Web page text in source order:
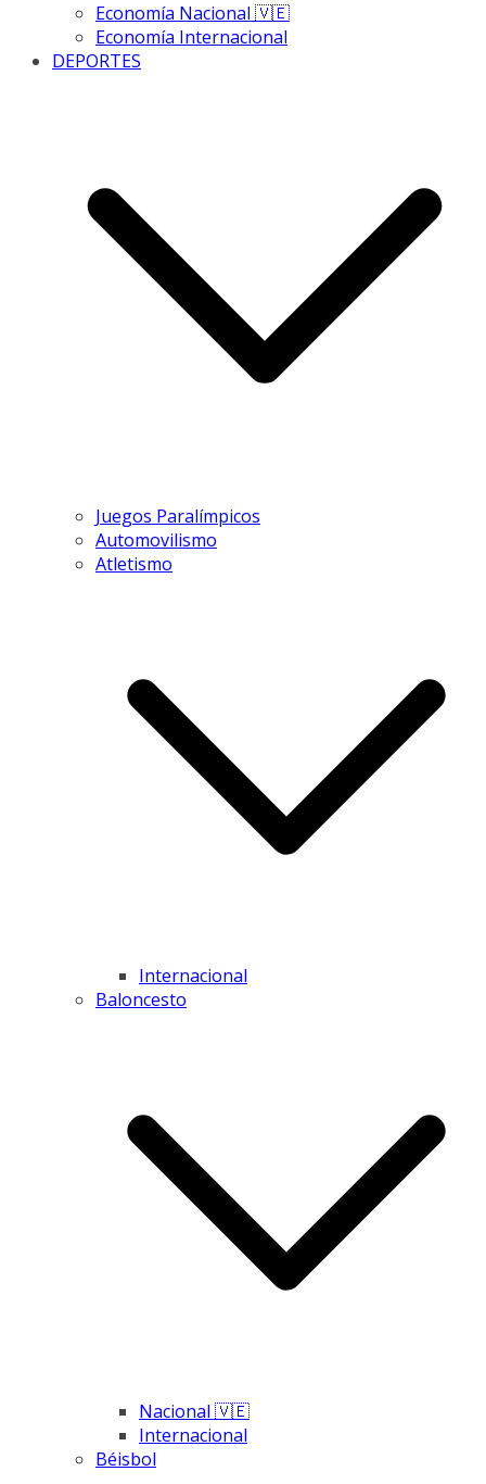
Economía Nacional 🇻🇪
Economía Internacional
DEPORTES
Juegos Paralímpicos
Automovilismo
Atletismo
Internacional
Baloncesto
Nacional 🇻🇪
Internacional
Béisbol